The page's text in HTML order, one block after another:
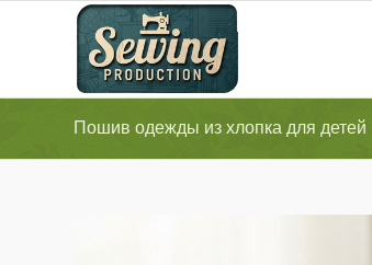
Пошив одежды из хлопка для детей